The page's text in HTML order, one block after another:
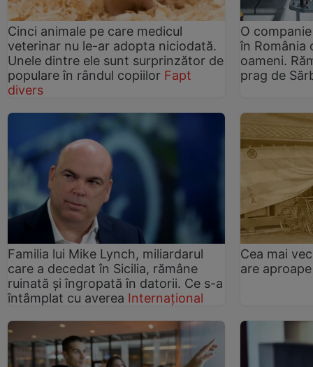
Cinci animale pe care medicul
veterinar nu le-ar adopta niciodată.
Unele dintre ele sunt surprinzător de
populare în rândul copiilor Fapt
divers
O
în România
oameni.
prag de
Familia lui Mike Lynch, miliardarul
care a decedat în Sicilia, rămâne
ruinată și îngropată în datorii. Ce s-a
întâmplat cu averea Internațional
Cea mai
are